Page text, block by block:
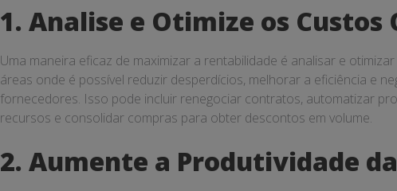
1. Analise e Otimize os Custos
Uma maneira eficaz de maximizar a rentabilidade é analisar e
áreas onde é possível reduzir desperdícios, melhorar a eficiência e
fornecedores. Isso pode incluir renegociar contratos, automatizar
recursos e consolidar compras para obter descontos em volume.
2. Aumente a Produtividade